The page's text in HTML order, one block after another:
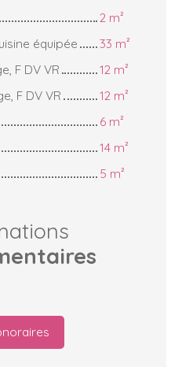
2 m²
équipée
33 m²
F DV VR
12 m²
F DV VR
12 m²
6 m²
14 m²
5 m²